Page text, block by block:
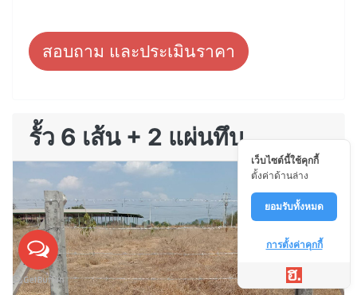
สอบถาม และประเมินราคา
รั้ว 6 เส้น + 2 แผ่นทึบ
เว็บไซต์นี้ใช้คุกกี้
ตั้งค่าด้านล่าง
ยอมรับทั้งหมด
การตั้งค่าคุกกี้